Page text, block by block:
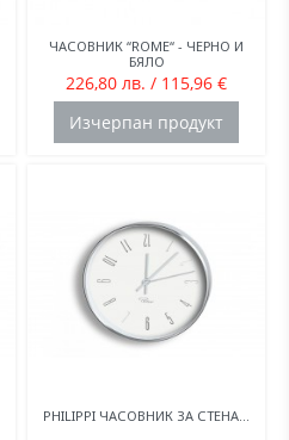
ЧАСОВНИК “ROME“ - ЧЕРНО И
БЯЛО
226,80 лв. / 115,96 €
Изчерпан продукт
PHILIPPI ЧАСОВНИК ЗА СТЕНА...